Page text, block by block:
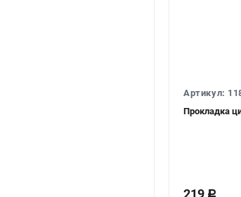
Артикул:
Прокладка
219